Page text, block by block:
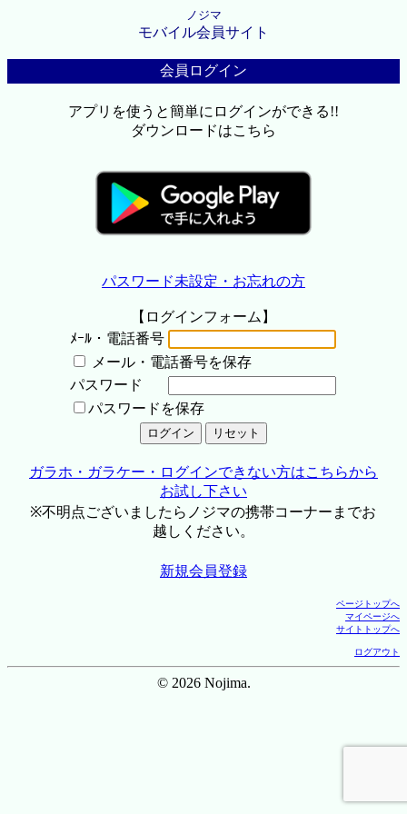
ノジマ
モバイル会員サイト
会員ログイン
アプリを使うと簡単にログインができる!!
ダウンロードはこちら
パスワード未設定・お忘れの方
【ログインフォーム】
ﾒｰﾙ・電話番号
メール・電話番号を保存
パスワード
パスワードを保存
ガラホ・ガラケー・ログインできない方はこちらから
お試し下さい
※不明点ございましたらノジマの携帯コーナーまでお
越しください。
新規会員登録
ページトップへ
マイページへ
サイトトップへ
ログアウト
© 2026 Nojima.